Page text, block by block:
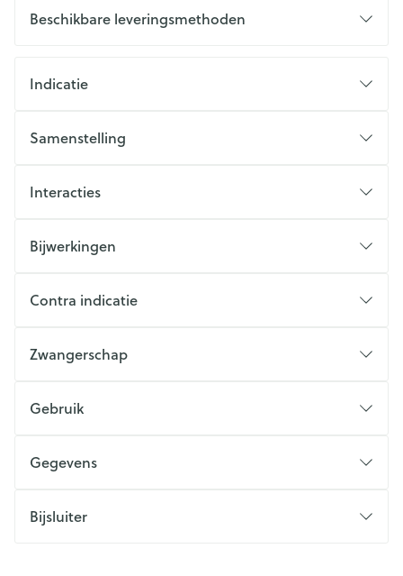
Beschikbare leveringsmethoden
Indicatie
Samenstelling
Interacties
Bijwerkingen
Contra indicatie
Zwangerschap
Gebruik
Gegevens
Bijsluiter